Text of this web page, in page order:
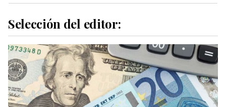
Selección del editor: